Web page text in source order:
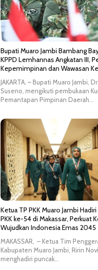
Bupati Muaro Jambi Bambang
KPPD Lemhannas Angkatan III,
Kepemimpinan dan Wawasan
JAKARTA, – Bupati Muaro Jambi,
Suseno, mengikuti pembukaan
Pemantapan Pimpinan Daerah…
Ketua TP PKK Muaro Jambi Hadiri
PKK ke-54 di Makassar, Perkuat
Wujudkan Indonesia Emas 2045
MAKASSAR, – Ketua Tim
Kabupaten Muaro Jambi, Ririn
menghadiri puncak…